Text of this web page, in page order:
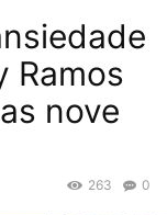
Ramos
nove
0
263